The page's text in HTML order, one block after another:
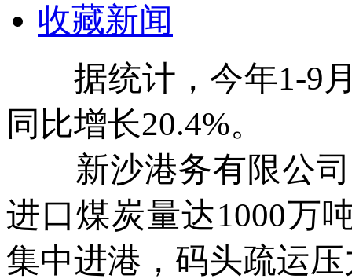
收藏新闻
据统计，今年1-9月
同比增长20.4%。
新沙港务有限公司
进口煤炭量达1000万
集中进港，码头疏运